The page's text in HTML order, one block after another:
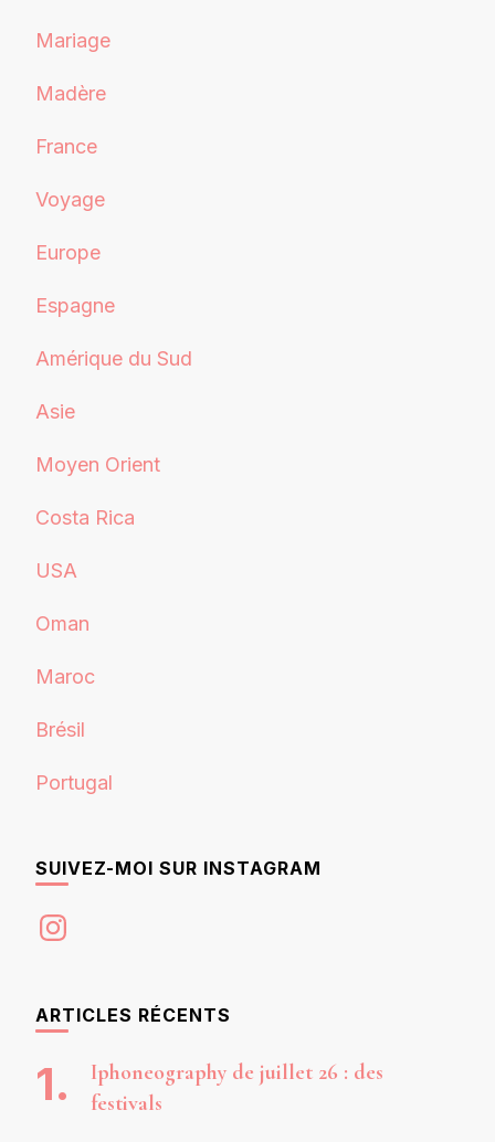
Mariage
Madère
France
Voyage
Europe
Espagne
Amérique du Sud
Asie
Moyen Orient
Costa Rica
USA
Oman
Maroc
Brésil
Portugal
SUIVEZ-MOI SUR INSTAGRAM
Instagram
ARTICLES RÉCENTS
Iphoneography de juillet 26 : des
festivals